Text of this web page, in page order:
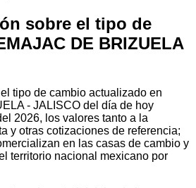
sobre el tipo de
DE BRIZUELA
tipo de cambio actualizado en
- JALISCO del día de hoy
2026, los valores tanto a la
y otras cotizaciones de referencia;
en las casas de cambio y
territorio nacional mexicano por